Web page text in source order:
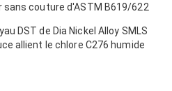
sans couture d'ASTM B619/622
DST de Dia Nickel Alloy SMLS
allient le chlore C276 humide